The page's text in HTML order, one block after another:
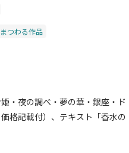
つわる作品
・夜の調べ・夢の華・銀座・ド
格記載付）、テキスト「香水の